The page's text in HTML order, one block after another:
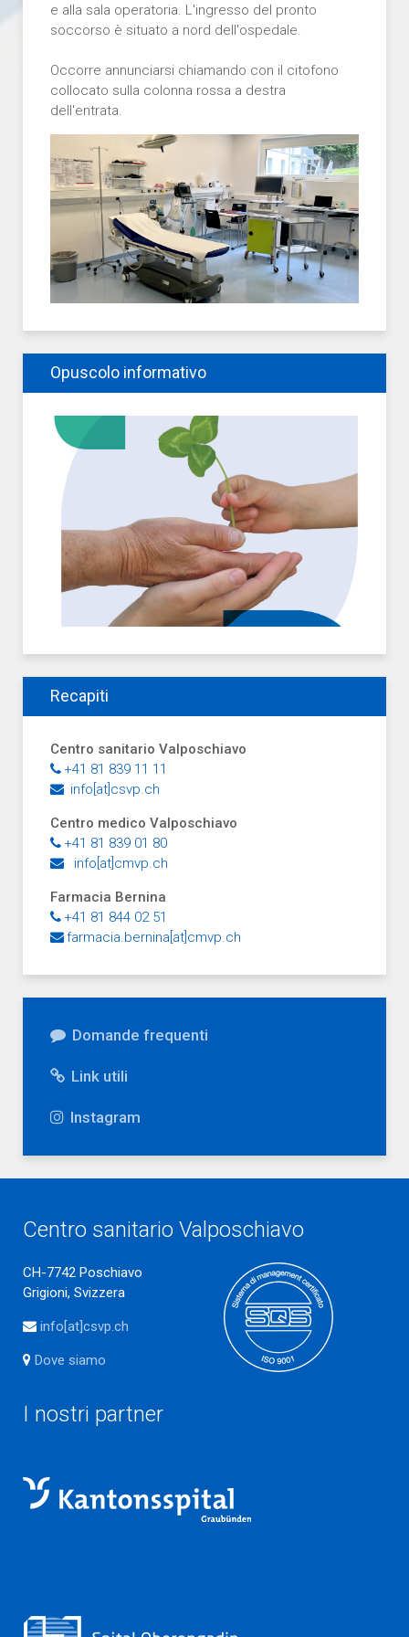
e alla sala operatoria. L'ingresso del pronto
soccorso è situato a nord dell'ospedale.
Occorre annunciarsi chiamando con il citofono
collocato sulla colonna rossa a destra
dell'entrata.
Opuscolo informativo
Recapiti
Centro sanitario Valposchiavo
+41 81 839 11 11
info[at]csvp.ch
Centro medico Valposchiavo
+41 81 839 01 80
info[at]cmvp.ch
Farmacia Bernina
+41 81 844 02 51
farmacia.bernina[at]cmvp.ch
Domande frequenti
Link utili
Instagram
Centro sanitario Valposchiavo
CH-7742 Poschiavo
Grigioni, Svizzera
info[at]csvp.ch
Dove siamo
I nostri partner